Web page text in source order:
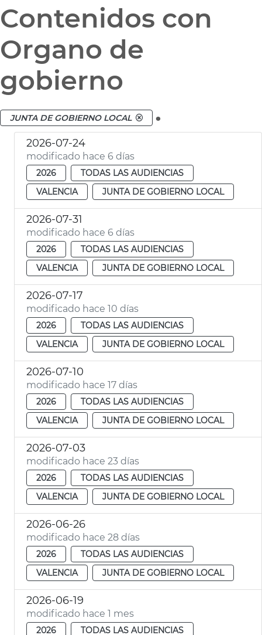
Contenidos con
Organo de
gobierno
JUNTA DE GOBIERNO LOCAL .
2026-07-24
modificado hace 6 días
2026
TODAS LAS AUDIENCIAS
VALENCIA
JUNTA DE GOBIERNO LOCAL
2026-07-31
modificado hace 6 días
2026
TODAS LAS AUDIENCIAS
VALENCIA
JUNTA DE GOBIERNO LOCAL
2026-07-17
modificado hace 10 días
2026
TODAS LAS AUDIENCIAS
VALENCIA
JUNTA DE GOBIERNO LOCAL
2026-07-10
modificado hace 17 días
2026
TODAS LAS AUDIENCIAS
VALENCIA
JUNTA DE GOBIERNO LOCAL
2026-07-03
modificado hace 23 días
2026
TODAS LAS AUDIENCIAS
VALENCIA
JUNTA DE GOBIERNO LOCAL
2026-06-26
modificado hace 28 días
2026
TODAS LAS AUDIENCIAS
VALENCIA
JUNTA DE GOBIERNO LOCAL
2026-06-19
modificado hace 1 mes
2026 TODAS LAS AUDIENCIAS